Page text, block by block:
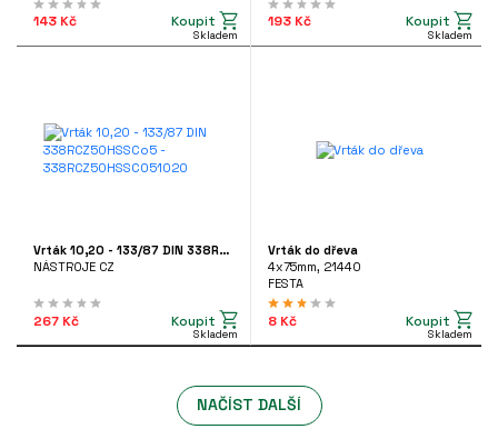
143 Kč Koupit
Skladem
193 Kč Koupit
Skladem
Vrták 10,20 - 133/87 DIN 338RCZ50HSSCo5 - 338RCZ50HSSCO51020
NÁSTROJE CZ
267 Kč Koupit
Skladem
Vrták do dřeva
4x75mm, 21440
FESTA
8 Kč Koupit
Skladem
NAČÍST DALŠÍ